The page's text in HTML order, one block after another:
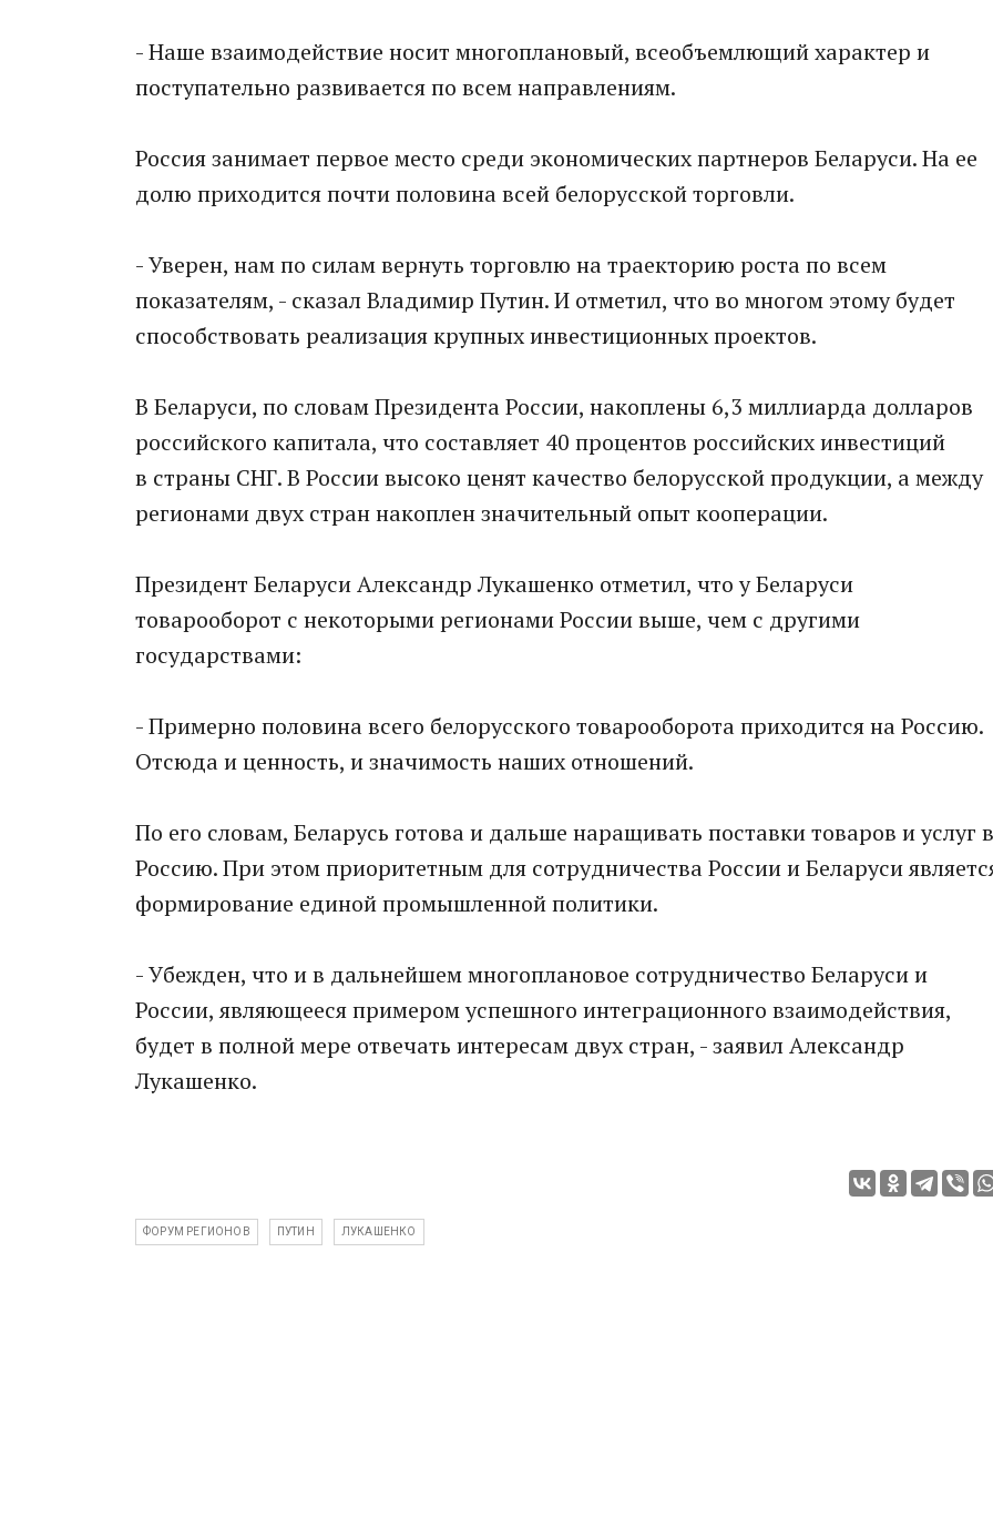
- Наше взаимодействие носит многоплановый, всеобъемлющий характер и
поступательно развивается по всем направлениям.
Россия занимает первое место среди экономических партнеров Беларуси. На ее
долю приходится почти половина всей белорусской торговли.
- Уверен, нам по силам вернуть торговлю на траекторию роста по всем
показателям, - сказал Владимир Путин. И отметил, что во многом этому будет
способствовать реализация крупных инвестиционных проектов.
В Беларуси, по словам Президента России, накоплены 6,3 миллиарда долларов
российского капитала, что составляет 40 процентов российских инвестиций
в страны СНГ. В России высоко ценят качество белорусской продукции, а между
регионами двух стран накоплен значительный опыт кооперации.
Президент Беларуси Александр Лукашенко отметил, что у Беларуси
товарооборот с некоторыми регионами России выше, чем с другими
государствами:
- Примерно половина всего белорусского товарооборота приходится на Россию.
Отсюда и ценность, и значимость наших отношений.
По его словам, Беларусь готова и дальше наращивать поставки товаров и услуг в
Россию. При этом приоритетным для сотрудничества России и Беларуси
формирование единой промышленной политики.
- Убежден, что и в дальнейшем многоплановое сотрудничество Беларуси и
России, являющееся примером успешного интеграционного взаимодействия,
будет в полной мере отвечать интересам двух стран, - заявил Александр
Лукашенко.
ФОРУМ РЕГИОНОВ ПУТИН ЛУКАШЕНКО